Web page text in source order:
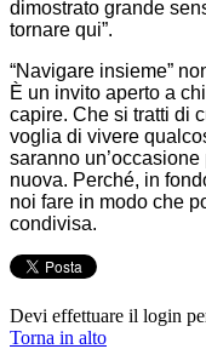
dimostrato grande
tornare qui”.
“Navigare insieme”
È un invito aperto a
capire. Che si tratti di
voglia di vivere
saranno
nuova. Perché, in
noi fare in modo che
condivisa.
Devi effettuare il login
Torna in alto